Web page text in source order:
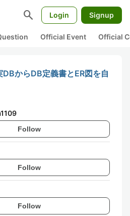
search Login Signup
Official Event Official
からDB定義書とER図を自
Follow
Follow
Follow